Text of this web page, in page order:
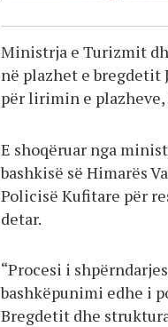
Ministrja e Turizmit
në plazhet e bregdetit
për lirimin e plazheve,
E shoqëruar nga
bashkisë së Himarës
Policisë Kufitare për
detar.
“Procesi i
bashkëpunimi edhe i
Bregdetit dhe